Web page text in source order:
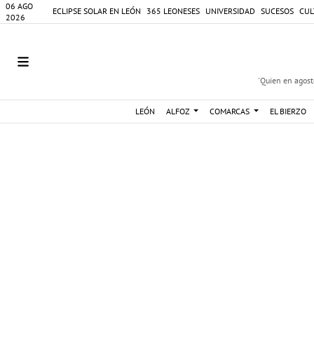
06 AGO
2026
ECLIPSE SOLAR EN LEÓN 365 LEONESES UNIVERSIDAD SUCESOS
'Quien en
LEÓN ALFOZ COMARCAS EL BIERZO